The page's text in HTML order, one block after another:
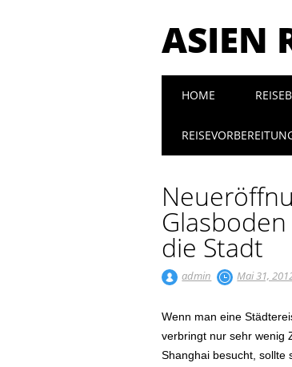
ASIEN
Main menu
HOME
die Stadt
admin Mai 31,
Wenn man eine
verbringt nur sehr wenig
Shanghai besucht, sollte